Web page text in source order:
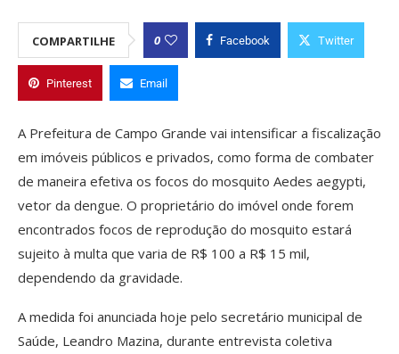
COMPARTILHE 0 Facebook Twitter
Pinterest Email
A Prefeitura de Campo Grande vai intensificar a fiscalização
em imóveis públicos e privados, como forma de combater
de maneira efetiva os focos do mosquito Aedes aegypti,
vetor da dengue. O proprietário do imóvel onde forem
encontrados focos de reprodução do mosquito estará
sujeito à multa que varia de R$ 100 a R$ 15 mil,
dependendo da gravidade.
A medida foi anunciada hoje pelo secretário municipal de
Saúde, Leandro Mazina, durante entrevista coletiva